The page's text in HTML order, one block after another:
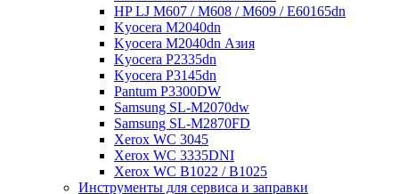
HP LJ M607 / M608 / M609 / E60165dn
Kyocera M2040dn
Kyocera M2040dn Азия
Kyocera P2335dn
Kyocera P3145dn
Pantum P3300DW
Samsung SL-M2070dw
Samsung SL-M2870FD
Xerox WC 3045
Xerox WC 3335DNI
Xerox WC B1022 / B1025
Инструменты для сервиса и заправки